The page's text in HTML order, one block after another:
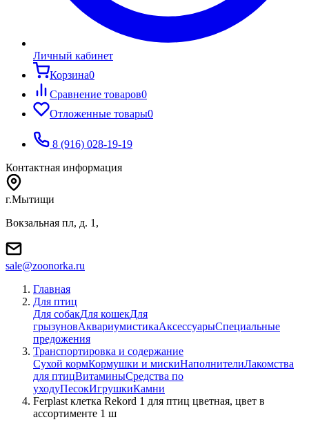
Личный кабинет
Корзина0
Сравнение товаров0
Отложенные товары0
8 (916) 028-19-19
Контактная информация
г.Мытищи
Вокзальная пл, д. 1,
sale@zoonorka.ru
Главная
Для птиц
Для собакДля кошекДля
грызуновАквариумистикаАксессуарыСпециальные
предожения
Транспортировка и содержание
Сухой кормКормушки и мискиНаполнителиЛакомства
для птицВитаминыСредства по
уходуПесокИгрушкиКамни
Ferplast клетка Rekord 1 для птиц цветная, цвет в
ассортименте 1 ш